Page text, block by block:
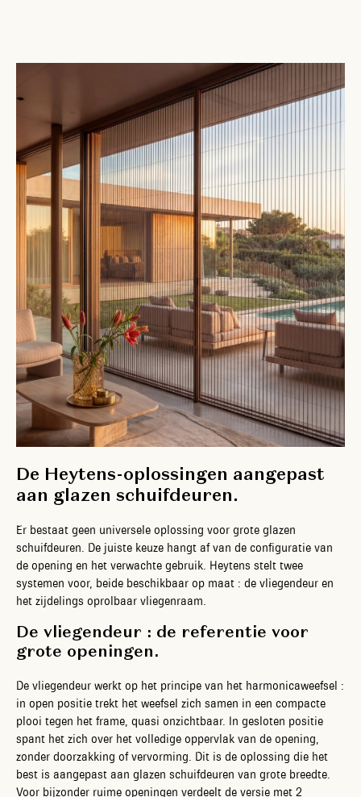
De Heytens-oplossingen aangepast
aan glazen schuifdeuren.
Er bestaat geen universele oplossing voor grote glazen
schuifdeuren. De juiste keuze hangt af van de configuratie van
de opening en het verwachte gebruik. Heytens stelt twee
systemen voor, beide beschikbaar op maat : de vliegendeur en
het zijdelings oprolbaar vliegenraam.
De vliegendeur : de referentie voor
grote openingen.
De vliegendeur werkt op het principe van het harmonicaweefsel :
in open positie trekt het weefsel zich samen in een compacte
plooi tegen het frame, quasi onzichtbaar. In gesloten positie
spant het zich over het volledige oppervlak van de opening,
zonder doorzakking of vervorming. Dit is de oplossing die het
best is aangepast aan glazen schuifdeuren van grote breedte.
Voor bijzonder ruime openingen verdeelt de versie met 2